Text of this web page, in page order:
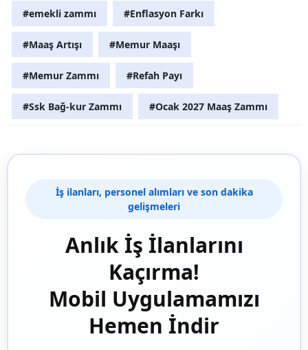
#emekli zammı #Enflasyon Farkı
#Maaş Artışı #Memur Maaşı
#Memur Zammı #Refah Payı
#Ssk Bağ-kur Zammı #Ocak 2027 Maaş Zammı
İş ilanları, personel alımları ve son dakika
gelişmeleri
Anlık İş İlanlarını
Kaçırma!
Mobil Uygulamamızı
Hemen İndir